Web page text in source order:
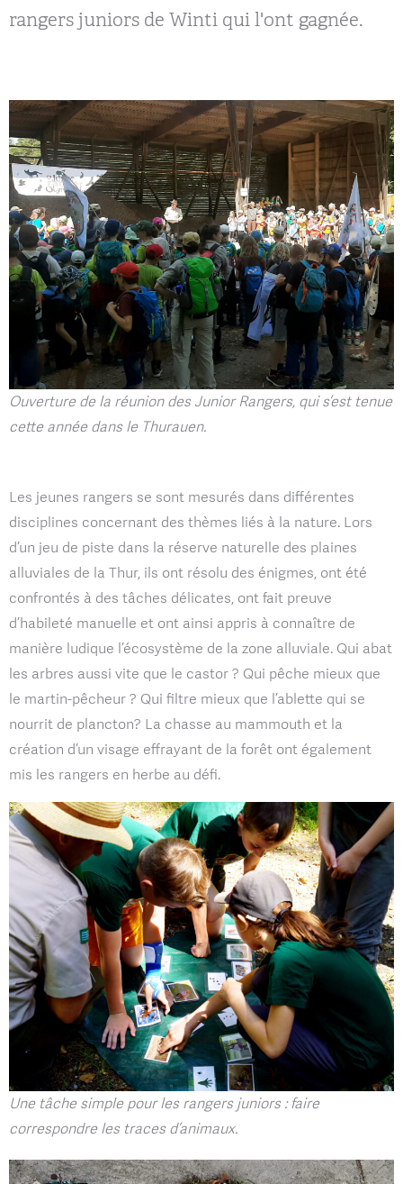
rangers juniors de Winti qui l'ont gagnée.
Ouverture de la réunion des Junior Rangers, qui s’est tenue
cette année dans le Thurauen.
Les jeunes rangers se sont mesurés dans différentes
disciplines concernant des thèmes liés à la nature. Lors
d’un jeu de piste dans la réserve naturelle des plaines
alluviales de la Thur, ils ont résolu des énigmes, ont été
confrontés à des tâches délicates, ont fait preuve
d’habileté manuelle et ont ainsi appris à connaître de
manière ludique l’écosystème de la zone alluviale. Qui abat
les arbres aussi vite que le castor ? Qui pêche mieux que
le martin-pêcheur ? Qui filtre mieux que l’ablette qui se
nourrit de plancton? La chasse au mammouth et la
création d’un visage effrayant de la forêt ont également
mis les rangers en herbe au défi.
Une tâche simple pour les rangers juniors : faire
correspondre les traces d’animaux.